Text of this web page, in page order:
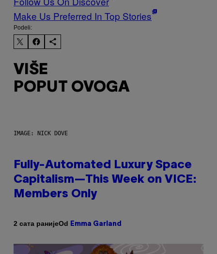
Make Us Preferred In Top Stories
Podeli:
VIŠE
POPUT OVOGA
IMAGE: NICK DOVE
Fully-Automated Luxury Space
Capitalism—This Week on VICE:
Members Only
2 сата ранијеOd Emma Garland